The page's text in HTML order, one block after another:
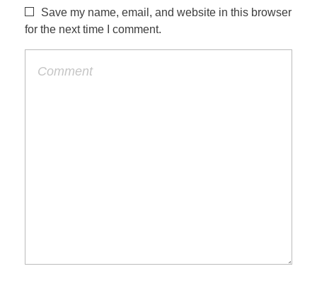
Save my name, email, and website in this browser
for the next time I comment.